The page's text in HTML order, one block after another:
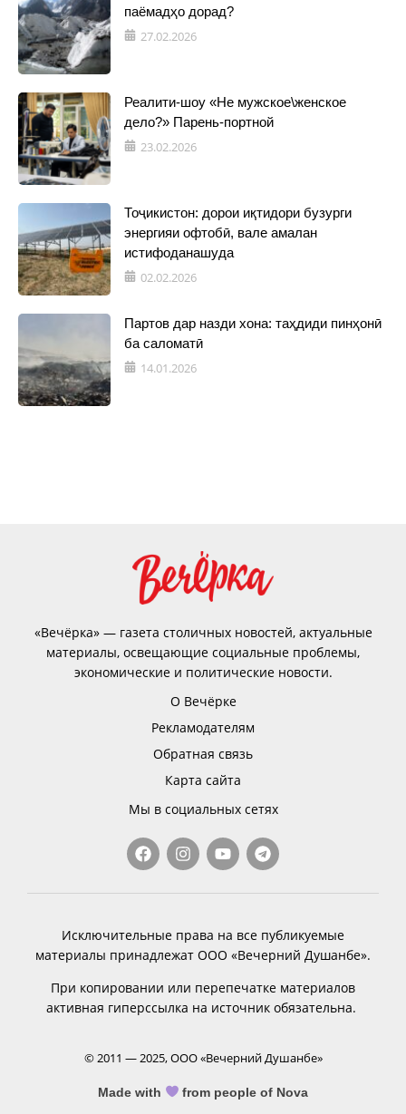
паёмадҳо дорад?
27.02.2026
Реалити-шоу «Не мужское\женское
дело?» Парень-портной
23.02.2026
Тоҷикистон: дорои иқтидори бузурги
энергияи офтобӣ, вале амалан
истифоданашуда
02.02.2026
Партов дар назди хона: таҳдиди пинҳонӣ
ба саломатӣ
14.01.2026
«Вечёрка» — газета столичных новостей, актуальные
материалы, освещающие социальные проблемы,
экономические и политические новости.
О Вечёрке
Рекламодателям
Обратная связь
Карта сайта
Мы в социальных сетях
Исключительные права на все публикуемые
материалы принадлежат ООО «Вечерний Душанбе».
При копировании или перепечатке материалов
активная гиперссылка на источник обязательна.
© 2011 — 2025, ООО «Вечерний Душанбе»
Made with from people of Nova